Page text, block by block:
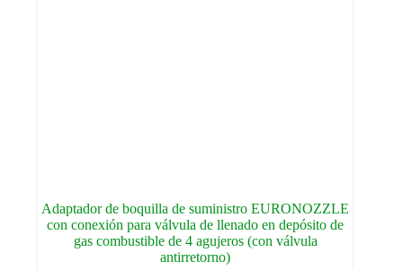
Adaptador de boquilla de suministro EURONOZZLE
con conexión para válvula de llenado en depósito de
gas combustible de 4 agujeros (con válvula
antirretorno)